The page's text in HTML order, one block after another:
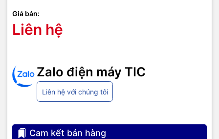
Giá bán:
Liên hệ
Zalo điện máy TIC
Liên hệ với chúng tôi
Cam kết bán hàng